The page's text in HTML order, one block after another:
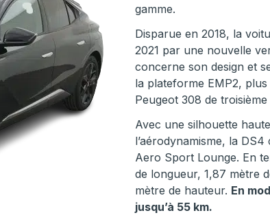
gamme.
Disparue en 2018, la
2021 par une nouvelle
concerne son design et
la plateforme EMP2,
Peugeot 308 de
Avec une silhouette
l’aérodynamisme, la
Aero Sport Lounge. En
de longueur, 1,87 mètre
mètre de hauteur. En
jusqu’à 55 km.